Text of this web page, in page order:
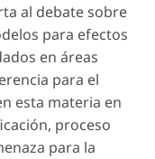
al debate sobre
para efectos
en áreas
para el
esta materia en
proceso
para la